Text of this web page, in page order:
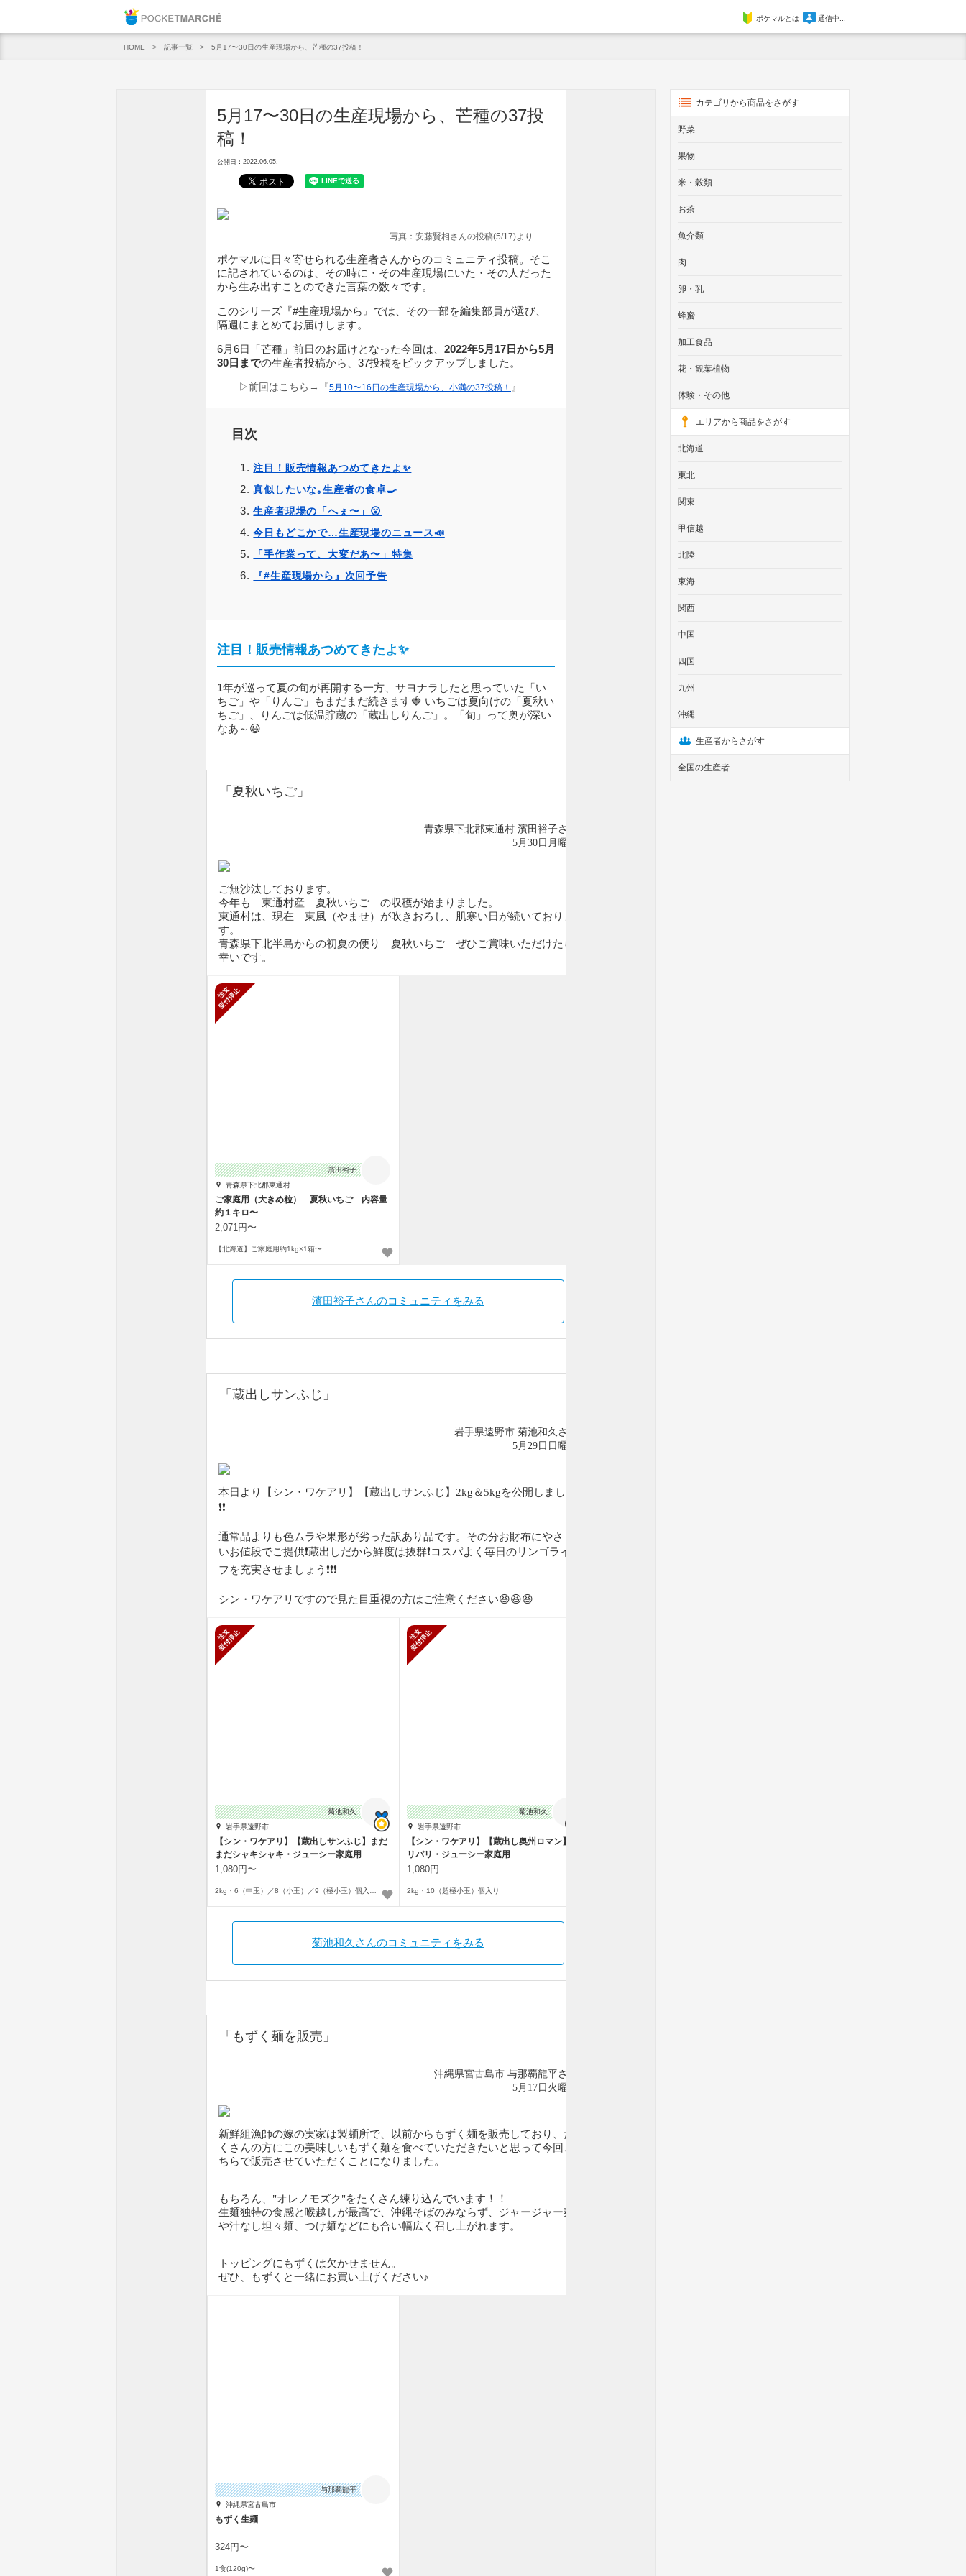
ポケマルとは 通信中...
HOME 記事一覧 5月17〜30日の生産現場から、芒種の37投稿！
5月17〜30日の生産現場から、芒種の37投
稿！
公開日：2022.06.05.
写真：安藤賢相さ んの投稿(5/17)より
ポケマルに日々寄せられる生産者さんからのコミュニティ投稿。そこ
に記されているのは、その時に・その生産現場にいた・その人だった
から生み出すことのできた言葉の数々です。
このシリーズ『#生産現場から』では、その一部を編集部員が選び、
隔週にまとめてお届けします。
6月6日「芒種」前日のお届けとなった今回は、 2022年5月17日から5月
30日までの生産者投稿から、37投稿をピックアップしました。
▷前回はこちら→『5月10〜16日の生産現場から、小満の37投稿！ 』
目次
注目！販売情報あつめてきたよ✨️
真似したいな｡生産者の食卓🍳
生産者現場の「へぇ〜」😮
今日もどこかで…生産現場のニュース📣
「手作業って、大変だあ〜」特集
『#生産現場から』次回予告
注目！販売情報あつめてきたよ✨️
1年が巡って夏の旬が再開する一方、サヨナラしたと思っていた「い
ちご」や「りんご」もまだまだ続きます🍓 いちごは夏向けの「夏秋い
ちご」、りんごは低温貯蔵の「蔵出しりんご」。「旬」って奥が深い
なあ～😆
「夏秋いちご」
青森県下北郡東通村 濱田裕子さん
5月30日月曜日
ご無沙汰しております。
今年も 東通村産 夏秋いちご の収穫が始まりました。
東通村は、現在 東風（やませ）が吹きおろし、肌寒い日が続いておりま
す。
青森県下北半島からの初夏の便り 夏秋いちご ぜひご賞味いただけたら
幸いです。
濱田裕子
青森県下北郡東通村
ご家庭用（大きめ粒） 夏秋いちご 内容量
約１キロ〜
2,071円〜
【北海道】ご家庭用約1kg×1箱〜
濱田裕子さんのコミュニティをみる
「蔵出しサンふじ」
岩手県遠野市 菊池和久さん
5月29日日曜日
本日より【シン・ワケアリ】【蔵出しサンふじ】2kg＆5kgを公開しました
❗️❗️
通常品よりも色ムラや果形が劣った訳あり品です。その分お財布にやさし
いお値段でご提供❗️蔵出しだから鮮度は抜群❗️コスパよく毎日のリンゴライ
フを充実させましょう❗️❗️❗️
シン・ワケアリですので見た目重視の方はご注意ください😆😆😆
菊池和久
岩手県遠野市
【シン・ワケアリ】【蔵出しサンふじ】まだ
まだシャキシャキ・ジューシー家庭用
1,080円〜
菊池和久
岩手県遠野市
【シン・ワケアリ】【蔵出し奥州ロマン】パ
リパリ・ジューシー家庭用
1,080円
2kg・10（超極小玉）個入り
菊池和久さんのコミュニティをみる
「もずく麺を販売」
沖縄県宮古島市 与那覇龍平さん
5月17日火曜日
新鮮組漁師の嫁の実家は製麺所で、以前からもずく麺を販売しており、た
くさんの方にこの美味しいもずく麺を食べていただきたいと思って今回こ
ちらで販売させていただくことになりました。
もちろん、"オレノモズク"をたくさん練り込んでいます！！
生麺独特の食感と喉越しが最高で、沖縄そばのみならず、ジャージャー麺
や汁なし坦々麺、つけ麺などにも合い幅広く召し上がれます。
トッピングにもずくは欠かせません。
ぜひ、もずくと一緒にお買い上げください♪
与那覇龍平
沖縄県宮古島市
もずく生麺
324円〜
1食(120g)〜
カテゴリから商品をさがす
野菜
果物
米・穀類
お茶
魚介類
肉
卵・乳
蜂蜜
加工食品
花・観葉植物
体験・その他
エリアから商品をさがす
北海道
東北
関東
甲信越
北陸
東海
関西
中国
四国
九州
沖縄
生産者からさがす
全国の生産者